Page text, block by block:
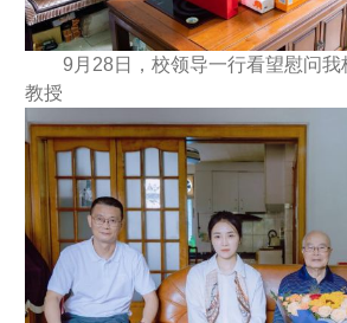
9月28日，校领导一行看望慰问我
教授